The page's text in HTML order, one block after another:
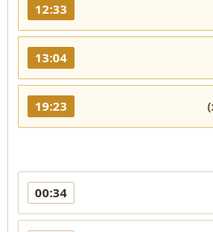
12:33
13:04
19:23
00:34